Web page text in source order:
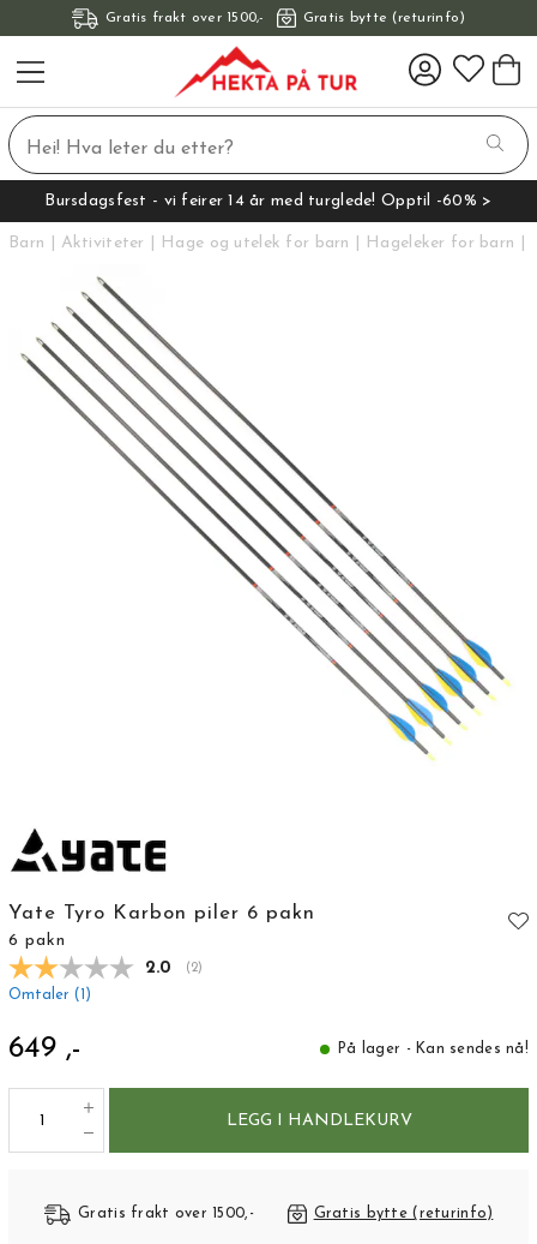
Gratis frakt over 1500,- Gratis bytte (returinfo)
Bursdagsfest - vi feirer 14 år med turglede! Opptil -60% >
Barn Aktiviteter Hage og utelek for barn Hageleker for barn
Yate Tyro Karbon piler 6 pakn
6 pakn
Gjennomsnittskarakter:
2.0 (stemmer:
2)
Omtaler ( )
649 ,- På lager - Kan sendes nå!
LEGG I HANDLEKURV
Gratis frakt over 1500,- Gratis bytte (returinfo)